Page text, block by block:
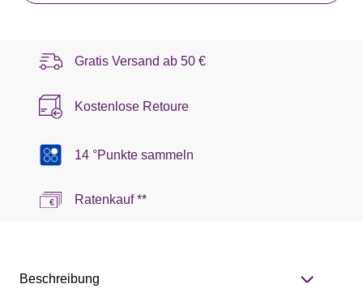
Gratis Versand ab 50 €
Kostenlose Retoure
14 °Punkte sammeln
Ratenkauf **
Beschreibung